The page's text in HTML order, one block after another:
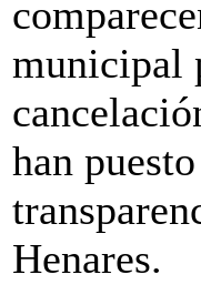
municipal
han
Henares.